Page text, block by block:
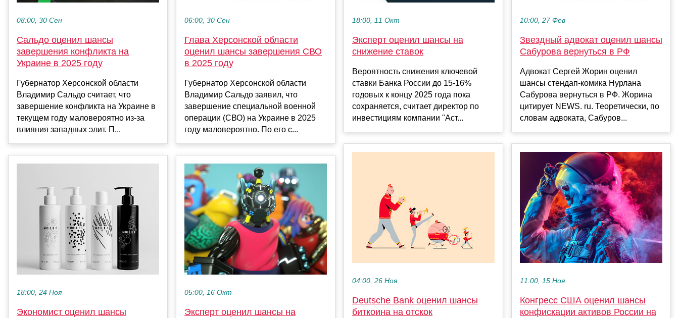
08:00, 30 Сен
Сальдо оценил шансы
завершения конфликта на
Украине в 2025 году
Губернатор Херсонской области
Владимир Сальдо считает, что
завершение конфликта на Украине в
текущем году маловероятно из-за
влияния западных элит. П...
18:00, 24 Ноя
Экономист оценил шансы
06:00, 30 Сен
Глава Херсонской области
оценил шансы завершения СВО
в 2025 году
Губернатор Херсонской области
Владимир Сальдо заявил, что
завершение специальной военной
операции (СВО) на Украине в 2025
году маловероятно. По его с...
05:00, 16 Окт
Эксперт оценил шансы на
18:00, 11 Окт
Эксперт оценил шансы на
снижение ставок
Вероятность снижения ключевой
ставки Банка России до 15-16%
годовых к концу 2025 года пока
сохраняется, считает директор по
инвестициям компании "Аст...
04:00, 26 Ноя
Deutsche Bank оценил шансы
биткоина на отскок
10:00, 27 Фев
Звездный адвокат оценил шансы
Сабурова вернуться в РФ
Адвокат Сергей Жорин оценил
шансы стендап-комика Нурлана
Сабурова вернуться в РФ. Жорина
цитирует NEWS. ru. Теоретически, по
словам адвоката, Сабуров...
11:00, 15 Ноя
Конгресс США оценил шансы
конфискации активов России на